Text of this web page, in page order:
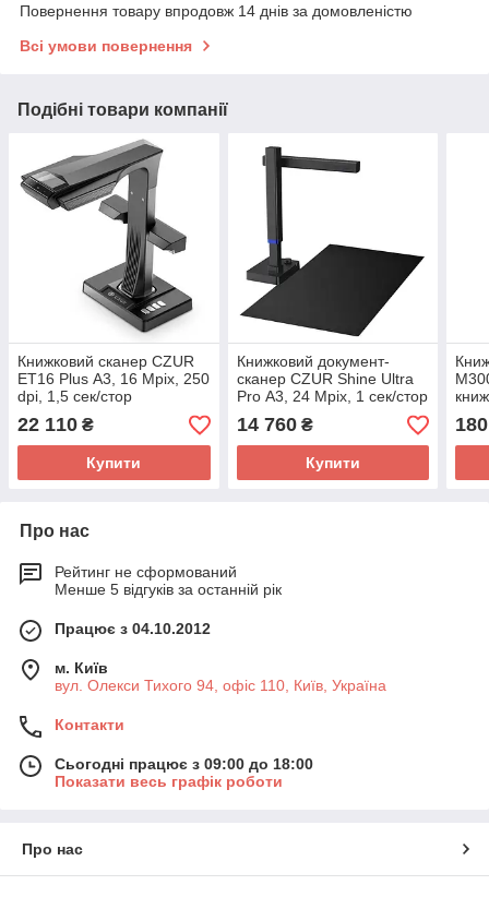
Повернення товару впродовж 14 днів за домовленістю
Всі умови повернення
Подібні товари компанії
Книжковий сканер CZUR
ET16 Plus А3, 16 Mpix, 250
dpi, 1,5 сек/стор
22 110 ₴
Купити
Книжковий документ-
сканер CZUR Shine Ultra
Pro А3, 24 Mpix, 1 сек/стор
14 760₴
Купити
Про нас
Рейтинг не сформований
Менше 5 відгуків за останній рік
Працює з 04.10.2012
м. Київ
вул. Олекси Тихого 94, офіс 110, Київ, Україна
Контакти
Сьогодні працює з 09:00 до 18:00
Показати весь графік роботи
Про нас